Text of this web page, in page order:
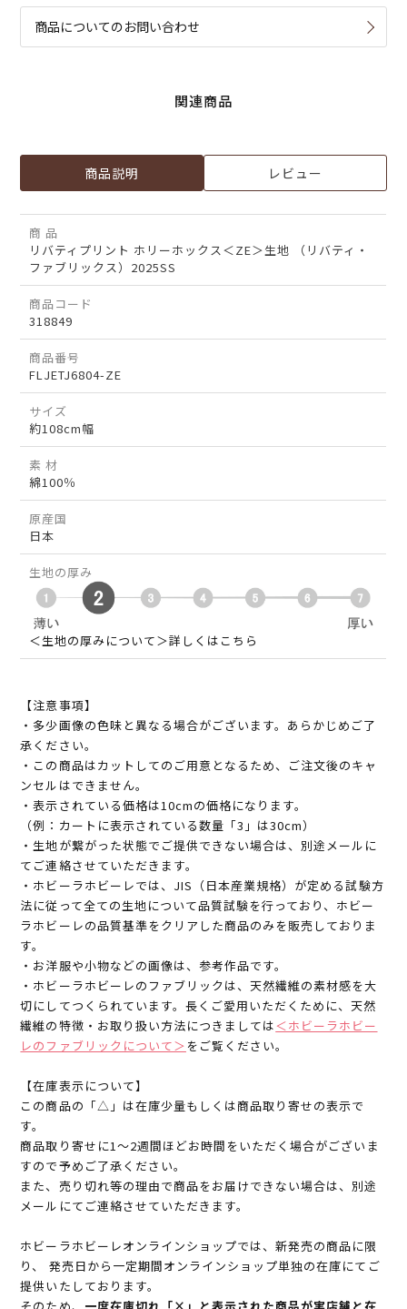
商品についてのお問い合わせ
関連商品
商品説明 レビュー
商 品
リバティプリント ホリーホックス＜ZE＞生地 （リバティ・
ファブリックス）2025SS
商品コード
318849
商品番号
FLJETJ6804-ZE
サイズ
約108cm幅
素 材
綿100％
原産国
日本
生地の厚み
＜生地の厚みについて＞詳しくはこちら
【注意事項】
・多少画像の色味と異なる場合がございます。あらかじめご了
承ください。
・この商品はカットしてのご用意となるため、ご注文後のキャ
ンセルはできません。
・表示されている価格は10cmの価格になります。
（例：カートに表示されている数量「3」は30cm）
・生地が繋がった状態でご提供できない場合は、別途メールに
てご連絡させていただきます。
・ホビーラホビーレでは、JIS（日本産業規格）が定める試験方
法に従って全ての生地について品質試験を行っており、ホビー
ラホビーレの品質基準をクリアした商品のみを販売しておりま
す。
・お洋服や小物などの画像は、参考作品です。
・ホビーラホビーレのファブリックは、天然繊維の素材感を大
切にしてつくられています。長くご愛用いただくために、天然
繊維の特徴・お取り扱い方法につきましては＜ホビーラホビー
レのファブリックについて＞ をご覧ください。
【在庫表示について】
この商品の「△」は在庫少量もしくは商品取り寄せの表示で
す。
商品取り寄せに1～2週間ほどお時間をいただく場合がございま
すので予めご了承ください。
また、売り切れ等の理由で商品をお届けできない場合は、別途
メールにてご連絡させていただきます。
ホビーラホビーレオンラインショップでは、新発売の商品に限
り、 発売日から一定期間オンラインショップ単独の在庫にてご
提供いたしております。